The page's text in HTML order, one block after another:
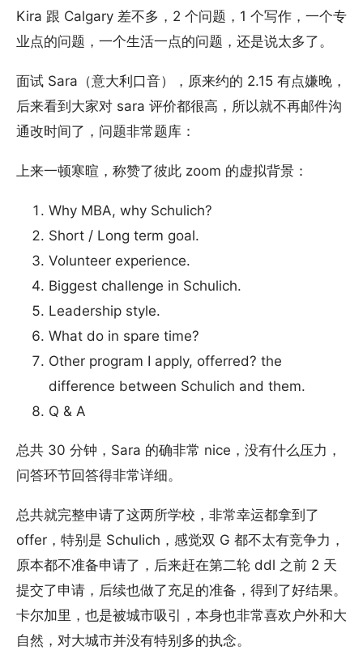
Kira 跟 Calgary 差不多，2 个问题，1 个写作，一个专
业点的问题，一个生活一点的问题，还是说太多了。
面试 Sara（意大利口音），原来约的 2.15 有点嫌晚，
后来看到大家对 sara 评价都很高，所以就不再邮件沟
通改时间了，问题非常题库：
上来一顿寒暄，称赞了彼此 zoom 的虚拟背景：
Why MBA, why Schulich?
Short / Long term goal.
Volunteer experience.
Biggest challenge in Schulich.
Leadership style.
What do in spare time?
Other program I apply, offerred? the
difference between Schulich and them.
Q & A
总共 30 分钟，Sara 的确非常 nice，没有什么压力，
问答环节回答得非常详细。
总共就完整申请了这两所学校，非常幸运都拿到了
offer，特别是 Schulich，感觉双 G 都不太有竞争力，
原本都不准备申请了，后来赶在第二轮 ddl 之前 2 天
提交了申请，后续也做了充足的准备，得到了好结果。
卡尔加里，也是被城市吸引，本身也非常喜欢户外和大
自然，对大城市并没有特别多的执念。